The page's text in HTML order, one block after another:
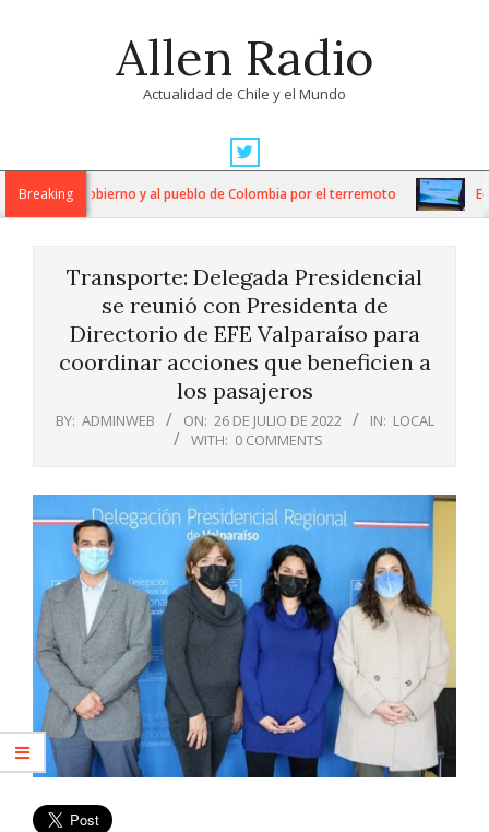
Allen Radio
Actualidad de Chile y el Mundo
Navigation
MenuBreakingal Gobierno y al pueblo de Colombia por el terremoto
Transporte: Delegada Presidencial
se reunió con Presidenta de
Directorio de EFE Valparaíso para
coordinar acciones que beneficien a
los pasajeros
BY: ADMINWEB ON: 26 DE JULIO DE 2022 IN: LOCAL
WITH: 0 COMMENTS